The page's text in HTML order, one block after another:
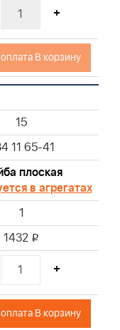
+
В корзину
15
11 65-41
плоская
в агрегатах
1
1432 i
+
В корзину